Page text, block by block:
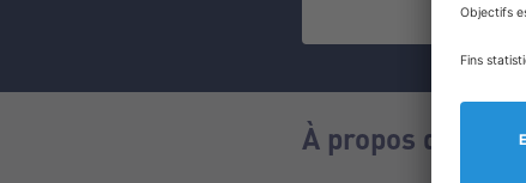
À propos de nous